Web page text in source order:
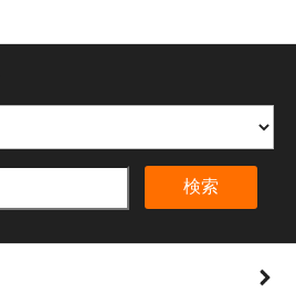
検索